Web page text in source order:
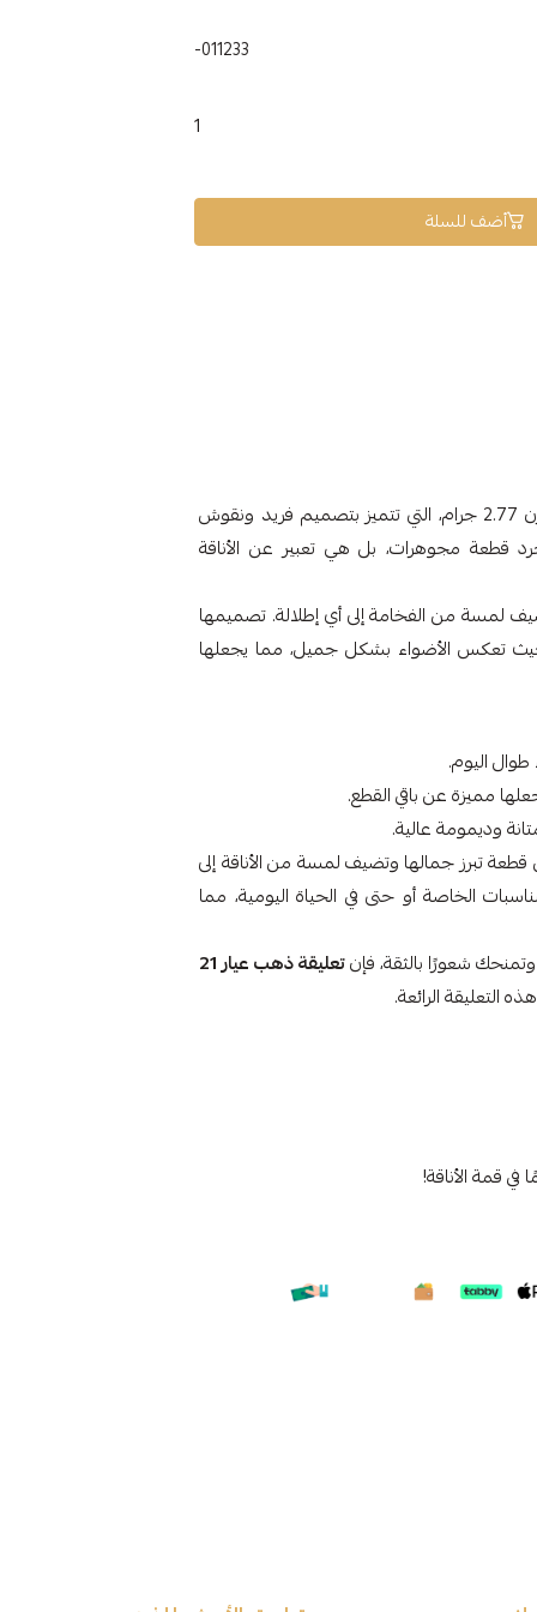
011233-
1
أضف للسلة
مع (فرع المارينا)، وزن 2.77 جرام، التي تتميز بتصميم فريد ونقوش
قطعة مجوهرات، بل هي تعبير عن الأناقة
لمسة من الفخامة إلى أي إطلالة. تصميمها
حيث تعكس الأضواء بشكل جميل، مما يجعلها
مميزة عن باقي القطع.
تبرز جمالها وتضيف لمسة من الأناقة إلى
الخاصة أو حتى في الحياة اليومية، مما
شعورًا بالثقة، فإنتعليقة ذهب عيار 21
التعليقة الرائعة.
في قمة الأناقة!